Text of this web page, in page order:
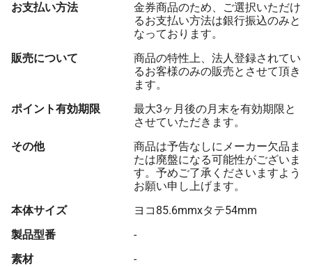
お支払い方法
金券商品のため、ご選択いただけ
るお支払い方法は銀行振込のみと
なっております。
販売について
商品の特性上、法人登録されてい
るお客様のみの販売とさせて頂き
ます。
ポイント有効期限
最大3ヶ月後の月末を有効期限と
させていただきます。
その他
商品は予告なしにメーカー欠品ま
たは廃盤になる可能性がございま
す。予めご了承くださいますよう
お願い申し上げます。
本体サイズ
ヨコ85.6mmxタテ54mm
製品型番
-
素材
-